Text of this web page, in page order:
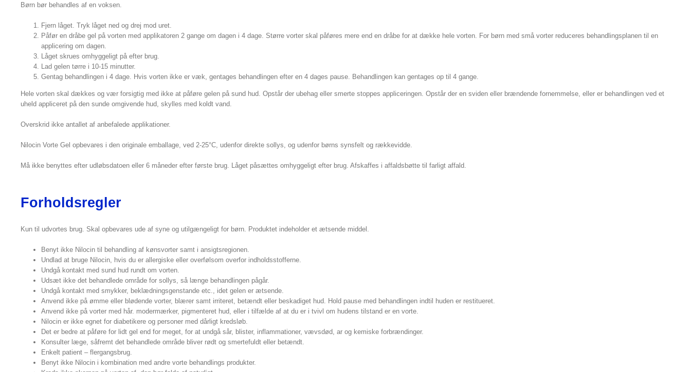
Børn bør behandles af en voksen.
Fjern låget. Tryk låget ned og drej mod uret.
Påfør en dråbe gel på vorten med applikatoren 2 gange om dagen i 4 dage. Større vorter skal påføres mere end en dråbe for at dække hele vorten. For børn med små vorter reduceres behandlingsplanen til en
applicering om dagen.
Låget skrues omhyggeligt på efter brug.
Lad gelen tørre i 10-15 minutter.
Gentag behandlingen i 4 dage. Hvis vorten ikke er væk, gentages behandlingen efter en 4 dages pause. Behandlingen kan gentages op til 4 gange.
Hele vorten skal dækkes og vær forsigtig med ikke at påføre gelen på sund hud. Opstår der ubehag eller smerte stoppes appliceringen. Opstår der en sviden eller brændende fornemmelse, eller er behandlingen ved et
uheld appliceret på den sunde omgivende hud, skylles med koldt vand.
Overskrid ikke antallet af anbefalede applikationer.
Nilocin Vorte Gel opbevares i den originale emballage, ved 2-25°C, udenfor direkte sollys, og udenfor børns synsfelt og rækkevidde.
Må ikke benyttes efter udløbsdatoen eller 6 måneder efter første brug. Låget påsættes omhyggeligt efter brug. Afskaffes i affaldsbøtte til farligt affald.
Forholdsregler
Kun til udvortes brug. Skal opbevares ude af syne og utilgængeligt for børn. Produktet indeholder et ætsende middel.
Benyt ikke Nilocin til behandling af kønsvorter samt i ansigtsregionen.
Undlad at bruge Nilocin, hvis du er allergiske eller overfølsom overfor indholdsstofferne.
Undgå kontakt med sund hud rundt om vorten.
Udsæt ikke det behandlede område for sollys, så længe behandlingen pågår.
Undgå kontakt med smykker, beklædningsgenstande etc., idet gelen er ætsende.
Anvend ikke på ømme eller blødende vorter, blærer samt irriteret, betændt eller beskadiget hud. Hold pause med behandlingen indtil huden er restitueret.
Anvend ikke på vorter med hår. modermærker, pigmenteret hud, eller i tilfælde af at du er i tvivl om hudens tilstand er en vorte.
Nilocin er ikke egnet for diabetikere og personer med dårligt kredsløb.
Det er bedre at påføre for lidt gel end for meget, for at undgå sår, blister, inflammationer, vævsdød, ar og kemiske forbrændinger.
Konsulter læge, såfremt det behandlede område bliver rødt og smertefuldt eller betændt.
Enkelt patient – flergangsbrug.
Benyt ikke Nilocin i kombination med andre vorte behandlings produkter.